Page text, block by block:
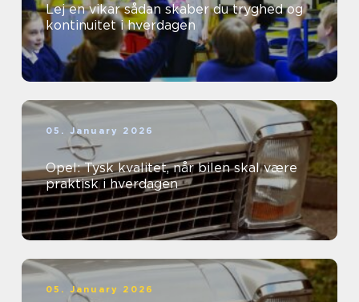
Lej en vikar sådan skaber du tryghed og
kontinuitet i hverdagen
05. January 2026
Opel: Tysk kvalitet, når bilen skal være
praktisk i hverdagen
05. January 2026